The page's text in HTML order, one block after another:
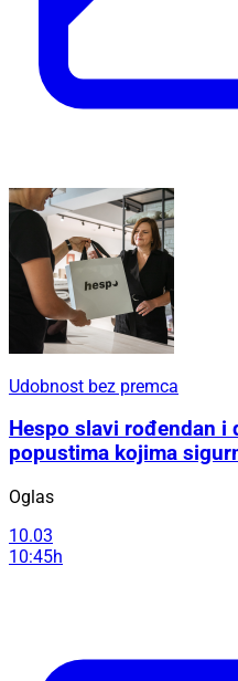
Udobnost bez premca
Hespo slavi rođendan i
popustima kojima
Oglas
10.03
10:45h